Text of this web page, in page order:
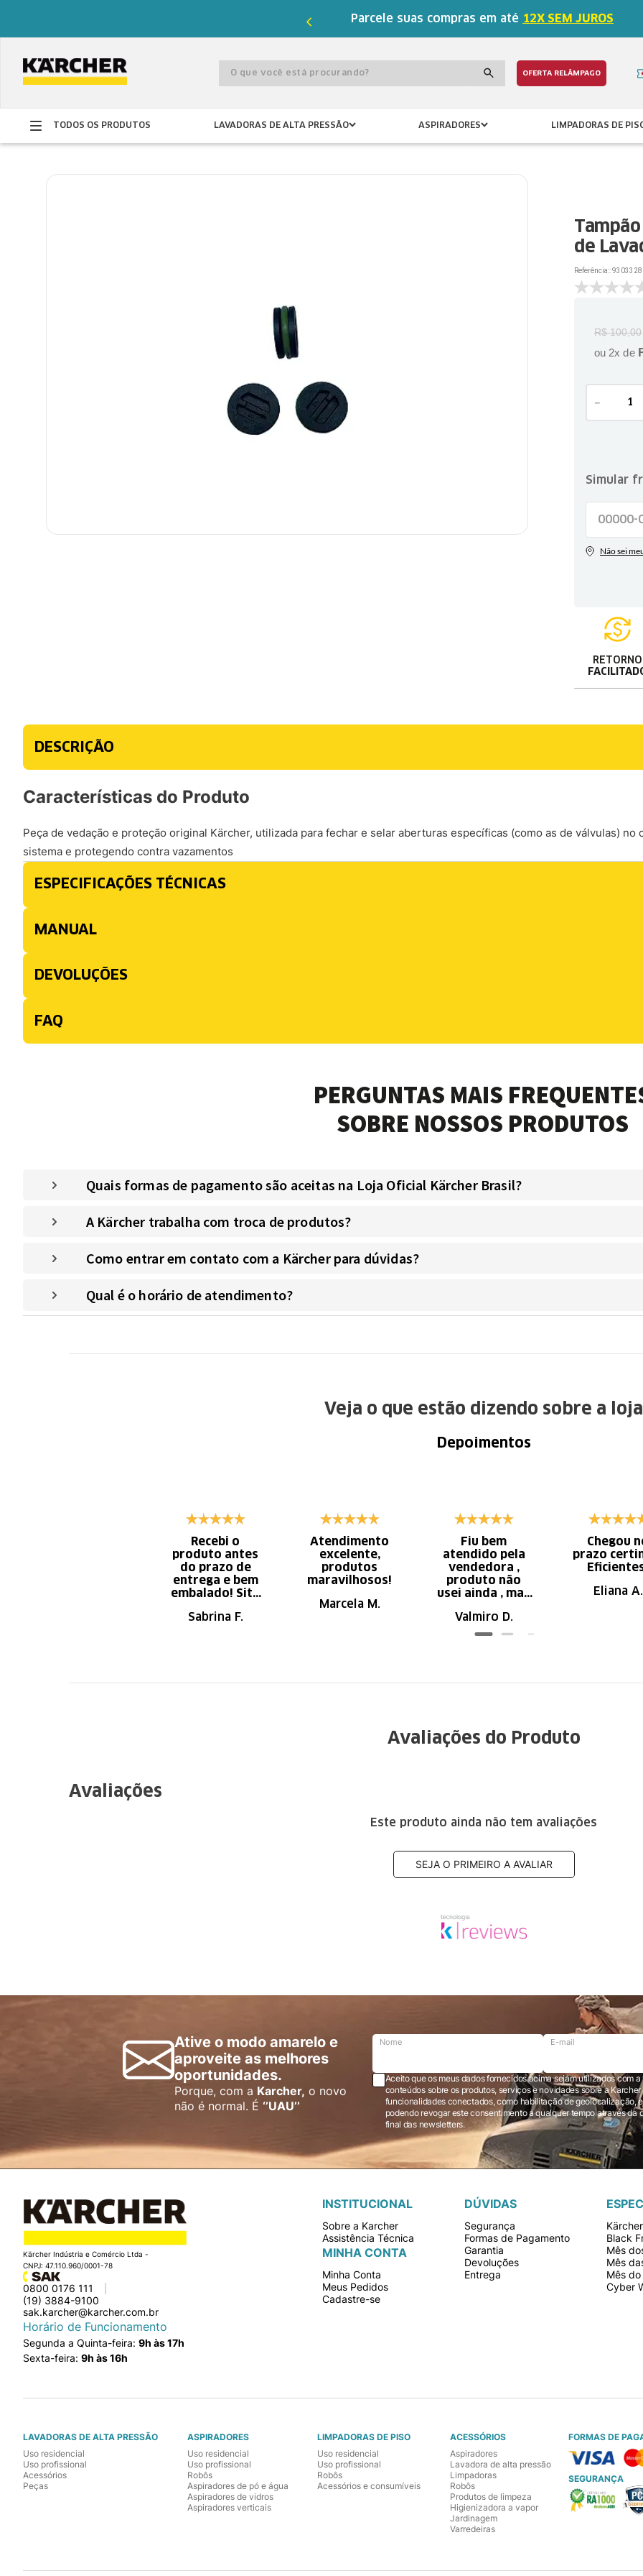
Parcele suas compras em até 12X SEM JUROS
O que você está procurando? OFERTA RELÂMPAGO
TODOS OS PRODUTOS LAVADORAS DE ALTA PRESSÃO ASPIRADORES LIMPADORAS DE
de
Referência::
R$ 100,00
ou 2x de
－
RETORNO
DESCRIÇÃO
Características do Produto
Peça de vedação e proteção original Kärcher, utilizada para fechar e selar aberturas específicas (como as de válvulas)
sistema e protegendo contra vazamentos
ESPECIFICAÇÕES TÉCNICAS
MANUAL
DEVOLUÇÕES
FAQ
PERGUNTAS MAIS
SOBRE NOSSOS PRODUTOS
Quais formas de pagamento são aceitas na Loja Oficial Kärcher Brasil?
A Kärcher trabalha com troca de produtos?
Como entrar em contato com a Kärcher para dúvidas?
Qual é o horário de atendimento?
Veja o que estão dizendo sobre a loja
Depoimentos
Recebi o
produto antes
do prazo de
entrega e bem
embalado! Site
navegação.
Sabrina F.
Atendimento
excelente,
produtos
maravilhosos!
Marcela M.
Fiu bem
atendido pela
vendedora ,
produto não
usei ainda , mas
ótima qualidade
Valmiro D.
Chegou
prazo
Eliana A.
Avaliações do Produto
Avaliações
Este produto ainda não tem avaliações
SEJA O PRIMEIRO A AVALIAR
Ative o modo amarelo e
aproveite as melhores
oportunidades.
Porque, com a Karcher, o novo
não é normal. É ‘’UAU’’
Nome E-mail
Aceito que os meus dados fornecidos acima sejam utilizados com
conteúdos sobre os produtos, serviços e novidades sobre a Karcher Brasil via e-mail marketing e registro de
funcionalidades conectados, como habilitação de geolocalização,
podendo revogar este consentimento a qualquer tempo através da opção “cancelar inscrição” localizada ao
final das newsletters.
Kärcher Indústria e Comércio Ltda -
CNPJ: 47.110.960/0001-78
0800 0176 111
(19) 3884-9100
sak.karcher@karcher.com.br
Horário de Funcionamento
Segunda a Quinta-feira: 9h às 17h
Sexta-feira: 9h às 16h
INSTITUCIONAL
Sobre a Karcher
Assistência Técnica
MINHA CONTA
Minha Conta
Meus Pedidos
Cadastre-se
DÚVIDAS
Segurança
Formas de Pagamento
Garantia
Devoluções
Entrega
Black
Mês
Mês
Mês
Cyber
LAVADORAS DE ALTA PRESSÃO
Uso residencial
Uso profissional
Acessórios
Peças
ASPIRADORES
Uso residencial
Uso profissional
Robôs
Aspiradores de pó e água
Aspiradores de vidros
Aspiradores verticais
LIMPADORAS DE PISO
Uso residencial
Uso profissional
Robôs
Acessórios e consumíveis
ACESSÓRIOS
Aspiradores
Lavadora de alta pressão
Limpadoras
Robôs
Produtos de limpeza
Higienizadora a vapor
Jardinagem
Varredeiras
FORMAS DE
SEGURANÇA